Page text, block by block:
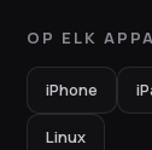
OP ELK
iPhone
Linux